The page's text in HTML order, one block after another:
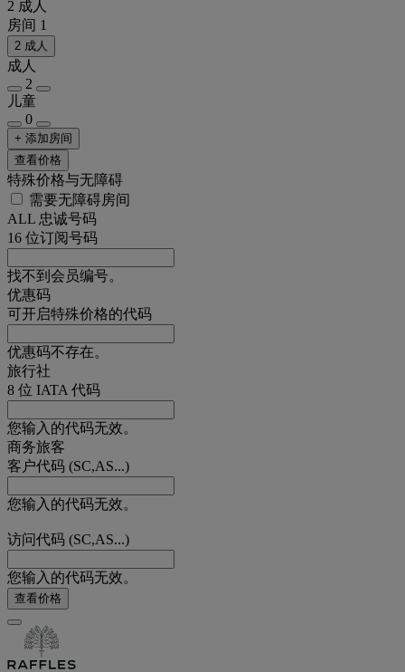
2 成人
房间 1
2 成人
成人
2
儿童
0
+ 添加房间
查看价格
特殊价格与无障碍
需要无障碍房间
ALL 忠诚号码
16 位订阅号码
找不到会员编号。
优惠码
可开启特殊价格的代码
优惠码不存在。
旅行社
8 位 IATA 代码
您输入的代码无效。
商务旅客
客户代码 (SC,AS...)
您输入的代码无效。
访问代码 (SC,AS...)
您输入的代码无效。
查看价格